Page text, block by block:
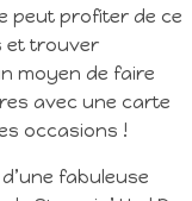
peut profiter de ce
et trouver
moyen de faire
avec une carte
occasions !
fabuleuse